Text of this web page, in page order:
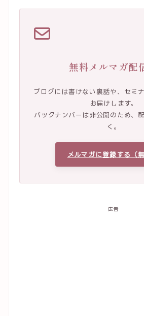
無料メルマガ配
ブログには書けない裏話や、セミ
お届けします。
バックナンバーは非公開のため、
く。
メルマガに登録する（無
広告